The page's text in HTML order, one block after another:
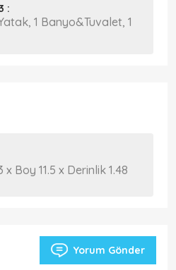
:
1 Banyo&Tuvalet, 1
x Boy 11.5 x Derinlik 1.48
Yorum Gönder